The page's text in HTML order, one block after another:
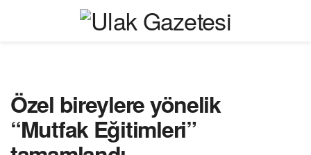
Özel bireylere yönelik
“Mutfak Eğitimleri”